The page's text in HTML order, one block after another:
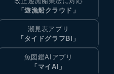
「遊漁船クラウド」
潮見表アプリ
「タイドグラフBI」
魚図鑑AIアプリ
「マイAI」